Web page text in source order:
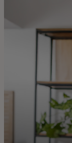
За бизнес
За света
За